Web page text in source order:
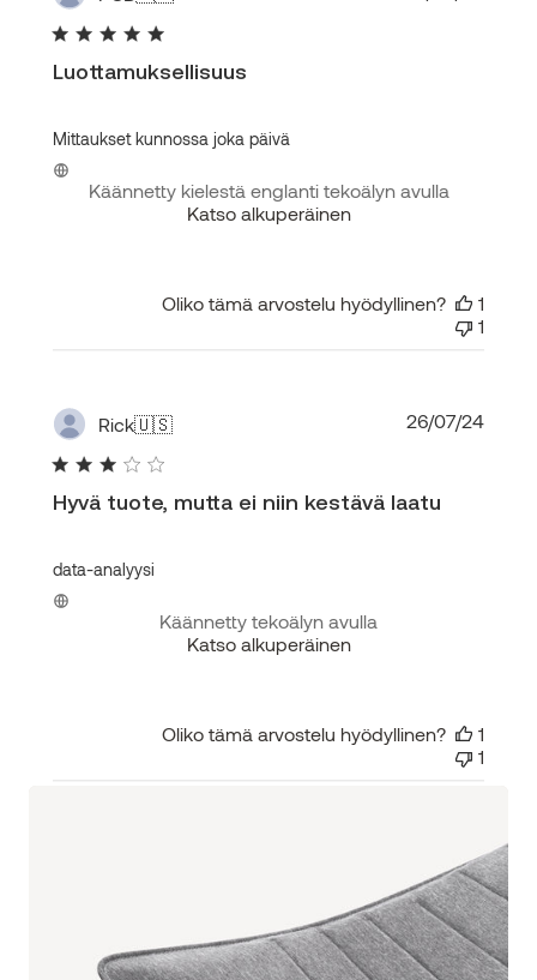
Luottamuksellisuus
Mittaukset kunnossa joka päivä
Käännetty kielestä englanti tekoälyn avulla
Katso alkuperäinen
Oliko tämä arvostelu hyödyllinen?
1
1
Rick🇺🇸
Hyvä tuote, mutta ei niin kestävä laatu
data-analyysi
Käännetty tekoälyn avulla
Katso alkuperäinen
26/07/24
Oliko tämä arvostelu hyödyllinen?
1
1